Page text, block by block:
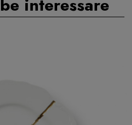
interessare